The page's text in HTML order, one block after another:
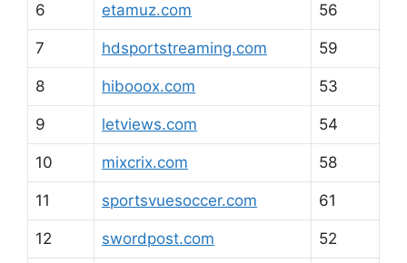
6 etamuz.com 56
7 hdsportstreaming.com 59
8 hibooox.com 53
9 letviews.com 54
10 mixcrix.com 58
11 sportsvuesoccer.com 61
12 swordpost.com 52